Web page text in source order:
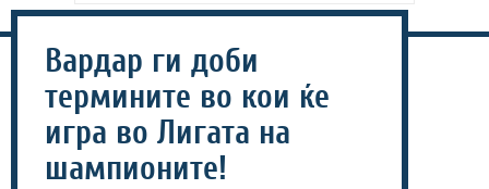
Вардар ги доби
термините во кои ќе
игра во Лигата на
шампионите!